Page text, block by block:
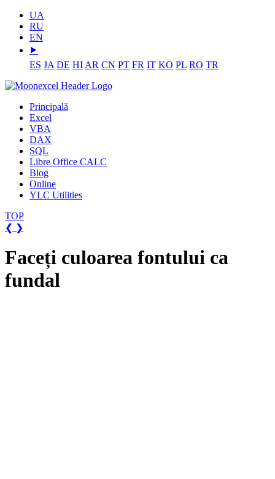
UA
RU
EN
⯈
ES JA DE HI AR CN PT FR IT KO PL RO TR
Principală
Excel
VBA
DAX
SQL
Libre Office CALC
Blog
Online
YLC Utilities
TOP
❮ ❯
Faceți culoarea fontului ca
fundal